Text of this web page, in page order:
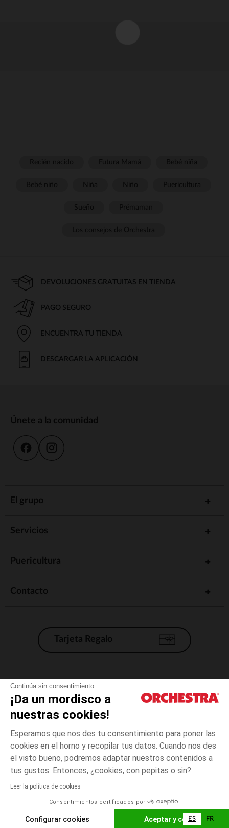
Continúa sin consentimiento
¡Da un mordisco a
nuestras cookies!
Esperamos que nos des tu consentimiento para poner las
cookies en el horno y recopilar tus datos. Cuando nos des
el visto bueno, podremos adaptar nuestros contenidos a
tus gustos. Entonces, ¿cookies, con pepitas o sin?
Leer la política de cookies
Consentimientos certificados por
Configurar cookies Aceptar y cerrar
Transparente
talla
unica
El pago medidante
ELIGE UNA TALLA
DEVOLUCIONES GRATUITAS EN TIENDA
PAGO SEGURO
ENCUENTRA TU TIENDA
DESCARGAR LA APLICACIÓN
Únete a la comunidad
El grupo
Servicios
Puericultura
Contacto
Tarjeta Regalo
Condiciones generales de venta
Aviso Legal
*Condiciones de las ofertas actuales
Gestión de las cookies
Accesibilidad: no conforme
Orchestra adhiere al código de ética de la Federación Francesa de comercio
electrónico y venta a distancia (FEVAD) y al sistema de mediación de
ES FR